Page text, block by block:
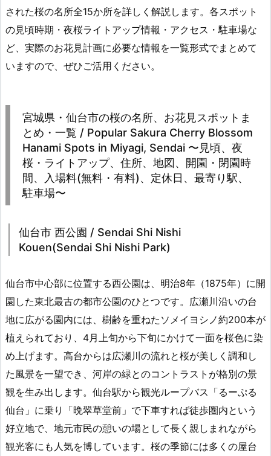
された桜の名所全15か所を詳しく解説します。各スポット
の見頃時期・夜桜ライトアップ情報・アクセス・駐車場な
ど、実際のお花見計画に必要な情報を一覧形式でまとめて
いますので、ぜひご活用ください。
宮城県・仙台市の桜の名所、お花見スポットま
とめ・一覧 / Popular Sakura Cherry Blossom
Hanami Spots in Miyagi, Sendai 〜見頃、夜
桜・ライトアップ、住所、地図、開園・閉園時
間、入場料(無料・有料)、定休日、最寄り駅、
駐車場〜
仙台市 西公園 / Sendai Shi Nishi
Kouen(Sendai Shi Nishi Park)
仙台市中心部に位置する西公園は、明治8年（1875年）に開
園した東北最古の都市公園のひとつです。広瀬川沿いの台
地に広がる園内には、樹齢を重ねたソメイヨシノ約200本が
植えられており、4月上旬から下旬にかけて一面を桜色に染
め上げます。高台からは広瀬川の流れと桜が美しく調和し
た風景を一望でき、河岸の緑とのコントラストが格別の景
観を生み出します。仙台駅から観光ループバス「るーぷる
仙台」に乗り「晩翠草堂前」で下車すれば徒歩圏内という
好立地で、地元市民の憩いの場として長く親しまれながら
観光客にも人気を博しています。桜の季節には多くの屋台